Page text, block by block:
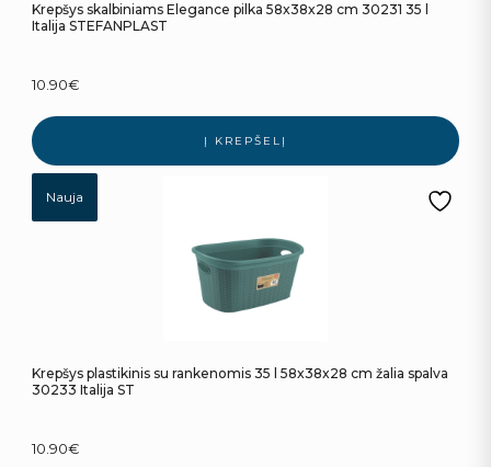
Krepšys skalbiniams Elegance pilka 58x38x28 cm 30231 35 l
Italija STEFANPLAST
10.90€
Į KREPŠELĮ
Nauja
Krepšys plastikinis su rankenomis 35 l 58x38x28 cm žalia spalva
30233 Italija ST
10.90€